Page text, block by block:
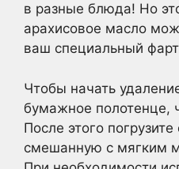
в разные блюда! Но
арахисовое масло
ваш специальный
Чтобы начать
бумажное полотенце,
После этого
смешанную с мягким